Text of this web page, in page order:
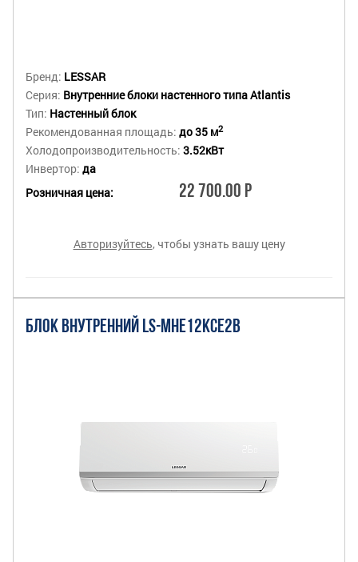
Бренд: LESSAR
Серия: Внутренние блоки настенного типа Atlantis
Тип: Настенный блок
Рекомендованная площадь: до 35 м2
Холодопроизводительность: 3.52кВт
Инвертор: да
Розничная цена:
22 700.00 Р
Авторизуйтесь, чтобы узнать вашу цену
БЛОК ВНУТРЕННИЙ LS-MHE12KCE2B